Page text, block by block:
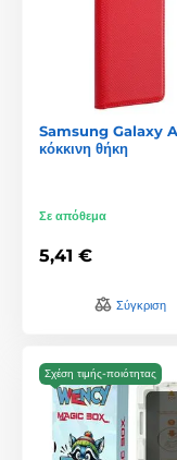
Samsung Galaxy
κόκκινη θήκη
Σε απόθεμα
5,41 €
Σύγκριση
Σχέση τιμής-ποιότητας